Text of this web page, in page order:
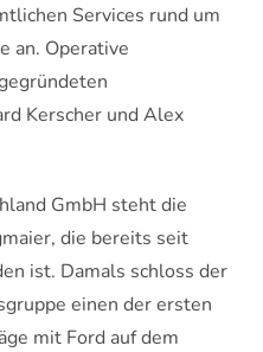
Services rund um
an. Operative
Kerscher und Alex
GmbH steht die
die bereits seit
ist. Damals schloss der
einen der ersten
mit Ford auf dem